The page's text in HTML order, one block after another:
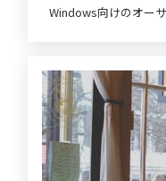
Windows向けのオー